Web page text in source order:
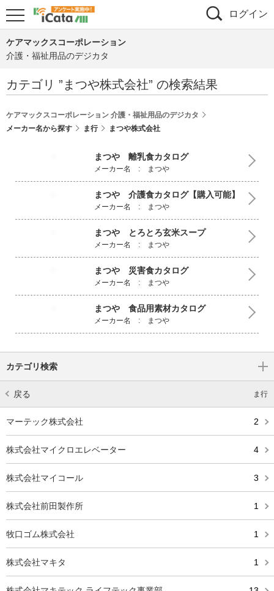
ログイン
ケアマックスコーポレーション
介護・福祉用品のデジカタ
カテゴリ ” まつや株式会社” の検索結果
ケアマックスコーポレーション 介護・福祉用品のデジカタ
メーカー名から探す
ま行 まつや株式会社
まつや 離乳食カタログ
メーカー名 : まつや
まつや 介護食カタログ【購入可能】
メーカー名 : まつや
まつや とろとろ玄米スープ
メーカー名 : まつや
まつや 災害食カタログ
メーカー名 : まつや
まつや 食品用素材カタログ
メーカー名 : まつや
カテゴリ検索
戻る ま行
マーテック株式会社 2
株式会社マイクロエレベーター 4
株式会社マイコール 3
株式会社前田製作所 1
牧口ゴム株式会社 1
株式会社マキタ 1